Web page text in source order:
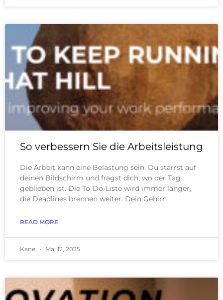
So verbessern Sie die Arbeitsleistung
Die Arbeit kann eine Belastung sein. Du starrst auf
deinen Bildschirm und fragst dich, wo der Tag
geblieben ist. Die To-Do-Liste wird immer länger,
die Deadlines brennen weiter. Dein Gehirn
READ MORE
Kane Mai 12, 2025